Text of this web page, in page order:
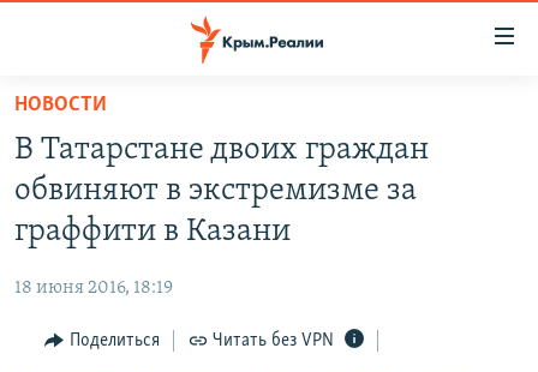
Вернуться
основному
содержанию
Вернутся
главной
Вернутся
СПЕЦПРОЕКТЫ
ГРУЗ 200
11 ЛЕТ ОККУПАЦИИ КРЫМА. 11 ИСТОРИЙ СОПРОТИВЛЕНИЯ
ВОДА
ЕЩЕ
ИНТЕРАКТИВ
РАДІО СВОБОДА
НОВОСТИ
В Татарстане двоих граждан
обвиняют в экстремизме за
граффити в Казани
18 июня 2016, 18:19
Поделиться Читать без VPN